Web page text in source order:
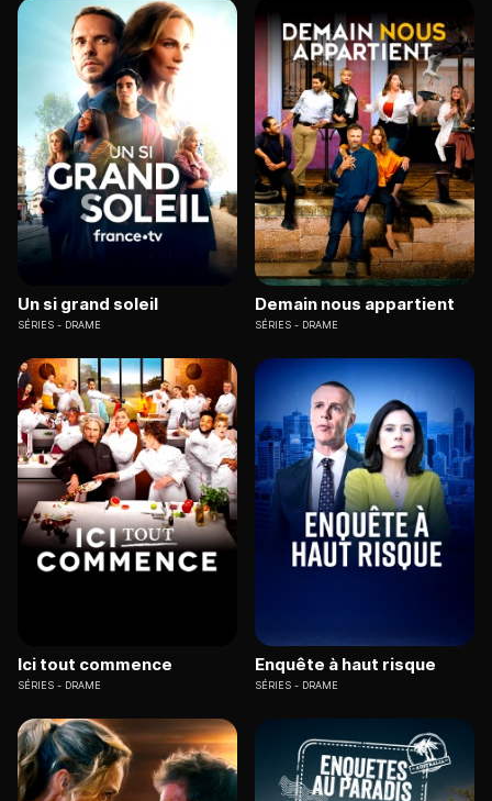
Un si grand soleil
SÉRIES DRAME
Demain nous appartient
SÉRIES DRAME
Ici tout commence
SÉRIES DRAME
Enquête à haut risque
SÉRIES DRAME